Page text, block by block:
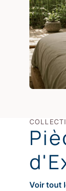
Voir tout